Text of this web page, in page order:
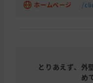
ホームページ /
とりあえず、外
め